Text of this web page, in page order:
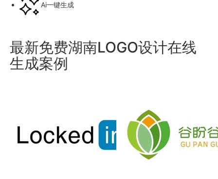
Ai一键生成
最新免费湖南LOGO设计在线
生成案例